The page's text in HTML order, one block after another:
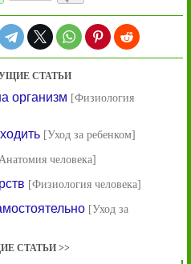
СТАТЬИ
организм [Физиология
[Уход за ребенком]
человека]
[Физиология человека]
[Уход за
СТАТЬИ >>